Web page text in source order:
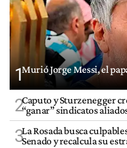
1Murió Jorge Messi, el
2Caputo y Sturzenegger
“ganar” sindicatos
3La Rosada busca
Senado y recalcula su